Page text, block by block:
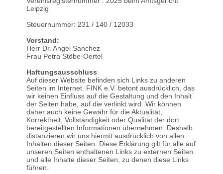
Leipzig
Steuernummer: 231 / 140 / 12033
Vorstand:
Herr Dr. Angel Sanchez
Frau Petra Stöbe-Oertel
Haftungsausschluss
Auf dieser Website befinden sich Links zu anderen
Seiten im Internet. FINK e.V. betont ausdrücklich, das
wir keinen Einfluss auf die Gestaltung und den Inhalt
der Seiten habe, auf die verlinkt wird. Wir können
daher auch keine Gewähr für die Aktualität,
Korrektheit, Vollständigkeit oder Qualität der dort
bereitgestellten Informationen übernehmen. Deshalb
distanzieren wir uns hiermit ausdrücklich von allen
Inhalten dieser Seiten. Diese Erklärung gilt für alle auf
unseren Seiten enthaltenen Links zu externen Seiten
und alle Inhalte dieser Seiten, zu denen diese Links
führen.